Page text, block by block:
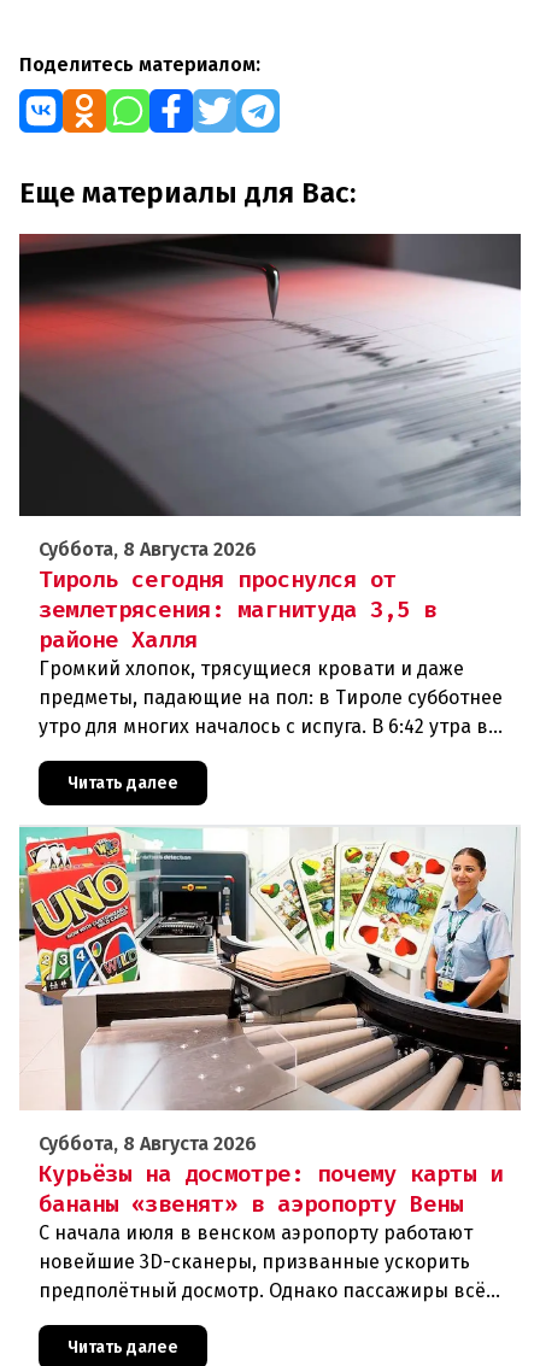
Поделитесь материалом:
Еще материалы для Вас:
Суббота, 8 Августа 2026
Тироль сегодня проснулся от
землетрясения: магнитуда 3,5 в
районе Халля
Громкий хлопок, трясущиеся кровати и даже
предметы, падающие на пол: в Тироле субботнее
утро для многих началось с испуга. В 6:42 утра в
сейсмологовПо данны
Читать далее
Суббота, 8 Августа 2026
Курьёзы на досмотре: почему карты и
бананы «звенят» в аэропорту Вены
С начала июля в венском аэропорту работают
новейшие 3D-сканеры, призванные ускорить
предполётный досмотр. Однако пассажиры всё
отправляют на дополнительную пров
Читать далее